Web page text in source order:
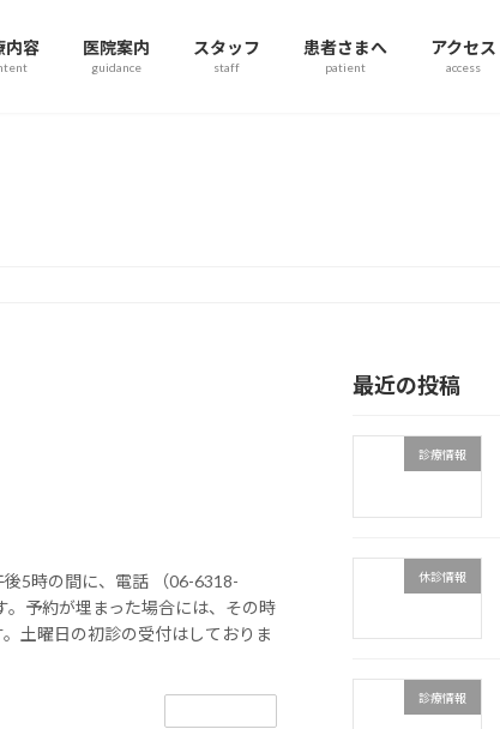
内容 医院案内
guidance
スタッフ
staff
患者さまへ
patient
アクセス
access
5時の間に、電話 （06-6318-
予約が埋まった場合には、その時
土曜日の初診の受付はしておりま
最近の投稿
診療情報
休診情報
診療情報